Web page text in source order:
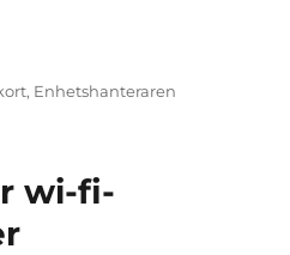
, Enhetshanteraren
wi-fi-